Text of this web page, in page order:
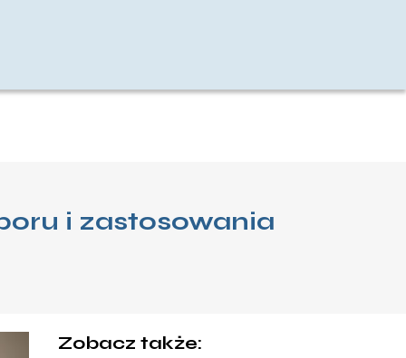
i zastosowania
Zobacz także: